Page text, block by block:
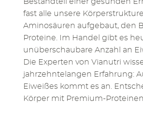
fast alle unsere
Aminosäuren aufgebaut, den
Proteine. Im Handel gibt es
unüberschaubare Anzahl an
Die Experten von Vianutri
jahrzehntelangen Erfahrung:
Eiweißes kommt es an.
Körper mit Premium-Proteinen